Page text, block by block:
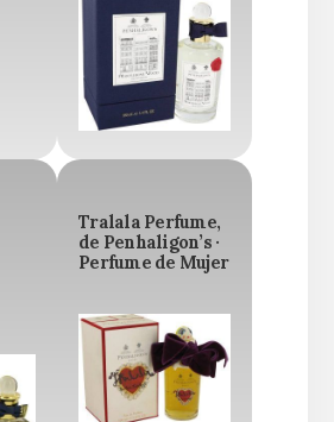
Tralala Perfume,
de Penhaligon’s ·
Perfume de Mujer